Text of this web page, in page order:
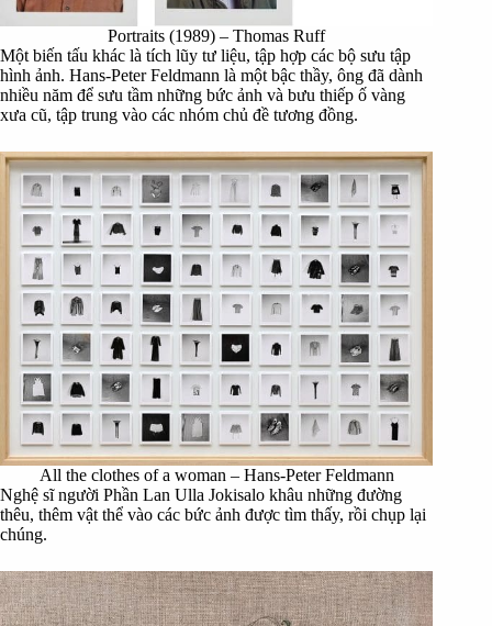
Portraits (1989) – Thomas Ruff
Một biến tấu khác là tích lũy tư liệu, tập hợp các bộ sưu tập
hình ảnh. Hans-Peter Feldmann là một bậc thầy, ông đã dành
nhiều năm để sưu tầm những bức ảnh và bưu thiếp ố vàng
xưa cũ, tập trung vào các nhóm chủ đề tương đồng.
All the clothes of a woman – Hans-Peter Feldmann
Nghệ sĩ người Phần Lan Ulla Jokisalo khâu những đường
thêu, thêm vật thể vào các bức ảnh được tìm thấy, rồi chụp lại
chúng.